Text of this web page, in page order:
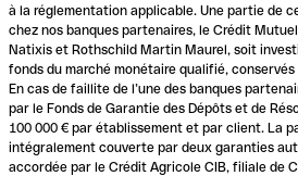
à la réglementation applicable. Une partie de
chez nos banques partenaires, le Crédit
Natixis et Rothschild Martin Maurel, soit
fonds du marché monétaire qualifié,
En cas de faillite de l’une des banques
par le Fonds de Garantie des Dépôts et de
100 000 € par établissement et par client. La
intégralement couverte par deux garanties
accordée par le Crédit Agricole CIB, filiale de